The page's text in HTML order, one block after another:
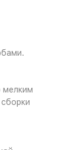
мелким